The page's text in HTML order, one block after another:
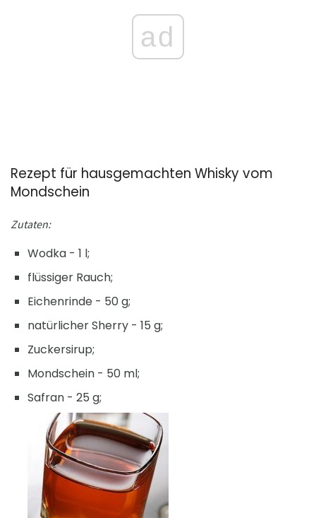
ad
Rezept für hausgemachten Whisky vom
Mondschein
Zutaten:
Wodka - 1 l;
flüssiger Rauch;
Eichenrinde - 50 g;
natürlicher Sherry - 15 g;
Zuckersirup;
Mondschein - 50 ml;
Safran - 25 g;